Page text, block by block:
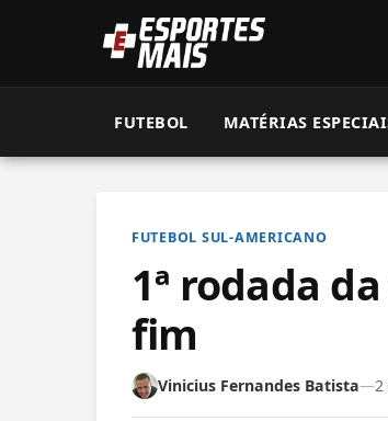
FUTEBOL MATÉRIAS
FUTEBOL SUL-AMERICANO
1ª rodada
fim
Vinicius Fernandes Batista—2